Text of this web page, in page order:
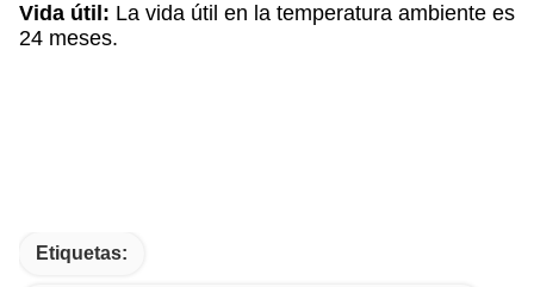
Vida útil: La vida útil en la temperatura ambiente es
24 meses.
Etiquetas: